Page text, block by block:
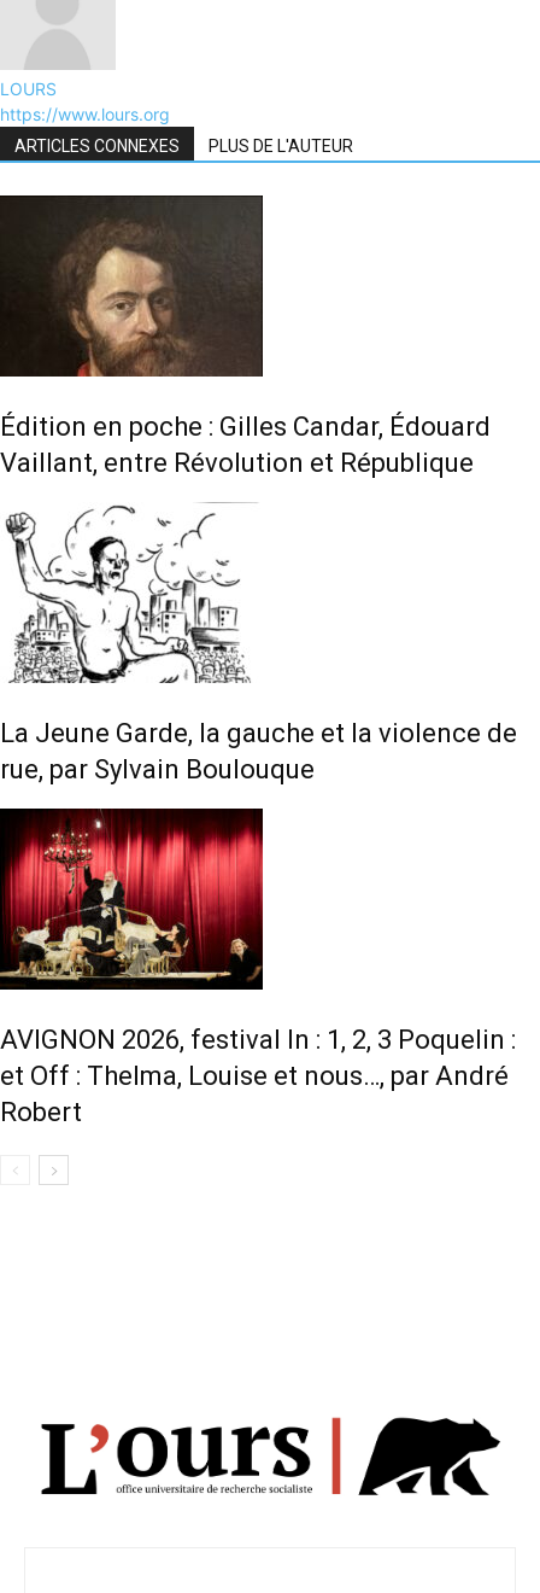
LOURS
https://www.lours.org
ARTICLES CONNEXES PLUS DE L'AUTEUR
Édition en poche : Gilles Candar, Édouard
Vaillant, entre Révolution et République
La Jeune Garde, la gauche et la violence de
rue, par Sylvain Boulouque
AVIGNON 2026, festival In : 1, 2, 3 Poquelin :
et Off : Thelma, Louise et nous…, par André
Robert